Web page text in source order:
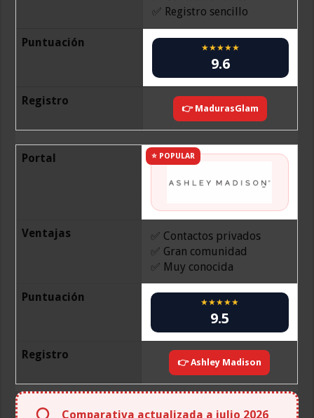
✅ Registro sencillo
Puntuación ★★★★★
9.6
Registro
👉 MadurasGlam
Portal ⭐ POPULAR
Ventajas
✅ Contactos privados
✅ Gran comunidad
✅ Muy conocida
Puntuación ★★★★★
9.5
Registro
👉 Ashley Madison
Comparativa actualizada a julio 2026